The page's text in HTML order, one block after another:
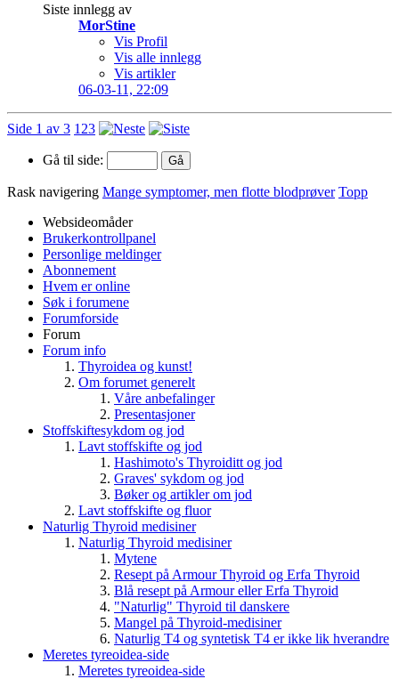
Siste innlegg av
MorStine
Vis Profil
Vis alle innlegg
Vis artikler
06-03-11, 22:09
Side 1 av 3 1 23
Gå til side:
Rask navigering Mange symptomer, men flotte blodprøver Topp
Websideomåder
Brukerkontrollpanel
Personlige meldinger
Abonnement
Hvem er online
Søk i forumene
Forumforside
Forum
Forum info
Thyroidea og kunst!
Om forumet generelt
Våre anbefalinger
Presentasjoner
Stoffskiftesykdom og jod
Lavt stoffskifte og jod
Hashimoto's Thyroiditt og jod
Graves' sykdom og jod
Bøker og artikler om jod
Lavt stoffskifte og fluor
Naturlig Thyroid medisiner
Naturlig Thyroid medisiner
Mytene
Resept på Armour Thyroid og Erfa Thyroid
Blå resept på Armour eller Erfa Thyroid
"Naturlig" Thyroid til danskere
Mangel på Thyroid-medisiner
Naturlig T4 og syntetisk T4 er ikke lik hverandre
Meretes tyreoidea-side
Meretes tyreoidea-side